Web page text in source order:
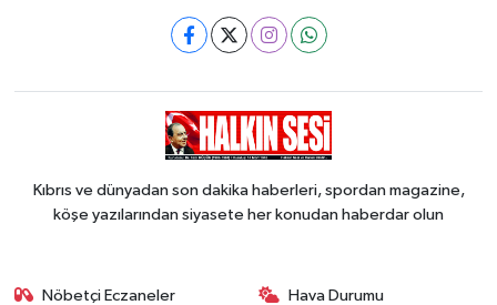
Kıbrıs ve dünyadan son dakika haberleri, spordan magazine,
köşe yazılarından siyasete her konudan haberdar olun
Nöbetçi Eczaneler Hava Durumu